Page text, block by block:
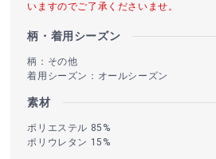
いますのでご了承くださいませ。
柄・着用シーズン
柄：その他
着用シーズン：オールシーズン
素材
ポリエステル 85%
ポリウレタン 15%